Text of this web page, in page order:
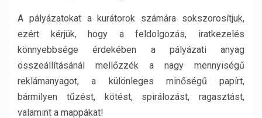
A pályázatokat a kurátorok számára sokszorosítjuk,
ezért kérjük, hogy a feldolgozás, iratkezelés
könnyebbsége érdekében a pályázati anyag
összeállításánál mellőzzék a nagy mennyiségű
reklámanyagot, a különleges minőségű papírt,
bármilyen tűzést, kötést, spirálozást, ragasztást,
valamint a mappákat!